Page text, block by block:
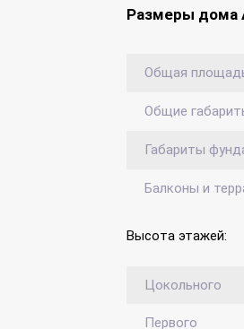
Размеры дома
Общая
Общие
Габариты
Балконы и
Высота этажей:
Цокольного
Первого